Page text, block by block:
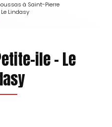
à Saint-Pierre
Lindasy
ile - Le